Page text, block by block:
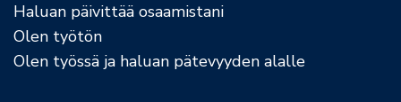
Haluan päivittää osaamistani
Olen työtön
Olen työssä ja haluan pätevyyden alalle